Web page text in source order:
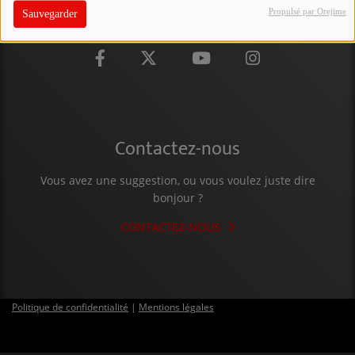
Sauvegarder Propulsé par Orejime
PARTICIPEZ
JEUX CONCOURS
L'ŒIL DE L'OIE | PRÉSENTATION
VIDÉOS | L’ŒIL DE L'OIE
PARTENAIRES
Contactez-nous
Vous avez une suggestion, ou vous voulez juste dire
bonjour ?
CONTACTEZ-NOUS
Politique de confidentialité | Mentions légales